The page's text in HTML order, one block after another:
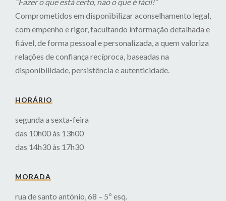
Comprometidos em disponibilizar aconselhamento legal,
com empenho e rigor, facultando informação detalhada e
fiável, de forma pessoal e personalizada, a quem valoriza
relações de confiança recíproca, baseadas na
disponibilidade, persistência e autenticidade.
HORÁRIO
segunda a sexta-feira
das 10h00 às 13h00
das 14h30 às 17h30
MORADA
rua de santo antónio, 68 – 5º esq.